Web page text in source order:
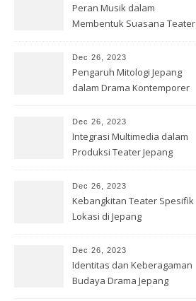
Peran Musik dalam
Membentuk Suasana Teater
Dec 26, 2023
Pengaruh Mitologi Jepang
dalam Drama Kontemporer
Dec 26, 2023
Integrasi Multimedia dalam
Produksi Teater Jepang
Dec 26, 2023
Kebangkitan Teater Spesifik
Lokasi di Jepang
Dec 26, 2023
Identitas dan Keberagaman
Budaya Drama Jepang